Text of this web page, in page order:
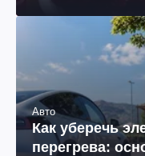
Авто
Как уберечь
перегрева: